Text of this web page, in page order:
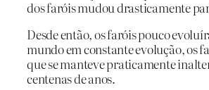
dos faróis mudou drasticamente
Desde então, os faróis pouco
mundo em constante evolução, os
que se manteve praticamente
centenas de anos.